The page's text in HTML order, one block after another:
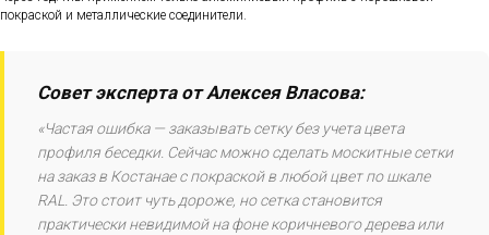
покраской и металлические соединители.
Совет эксперта от Алексея Власова:
«Частая ошибка — заказывать сетку без учета цвета
профиля беседки. Сейчас можно сделать москитные сетки
на заказ в Костанае с покраской в любой цвет по шкале
RAL. Это стоит чуть дороже, но сетка становится
практически невидимой на фоне коричневого дерева или